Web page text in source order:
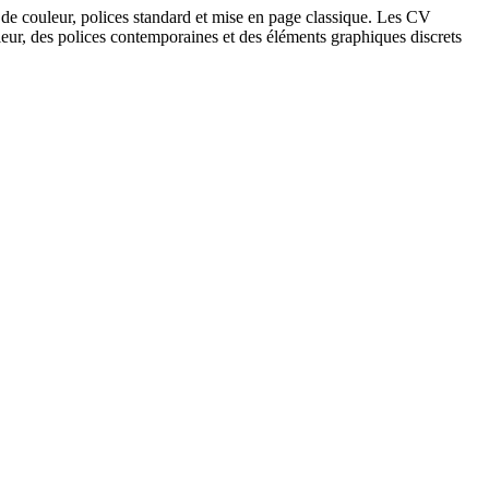
couleur, polices standard et mise en page classique. Les CV
des polices contemporaines et des éléments graphiques discrets